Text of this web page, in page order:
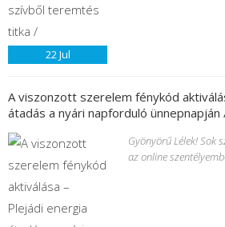
22Jul
A viszonzott szerelem fénykód
átadás a nyári napforduló ünnepnapján
Gyönyörű Lélek! Sok
az online